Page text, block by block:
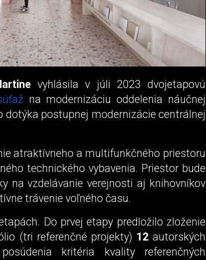
vyhlásila v júli 2023 dvojetapovú
na modernizáciu oddelenia náučnej
dotýka postupnej modernizácie centrálnej
atraktívneho a multifunkčného priestoru
technického vybavenia. Priestor bude
na vzdelávanie verejnosti aj knihovníkov
trávenie voľného času.
Do prvej etapy predložilo zloženie
(tri referenčné projekty) 12autorských
kritéria kvality referenčných